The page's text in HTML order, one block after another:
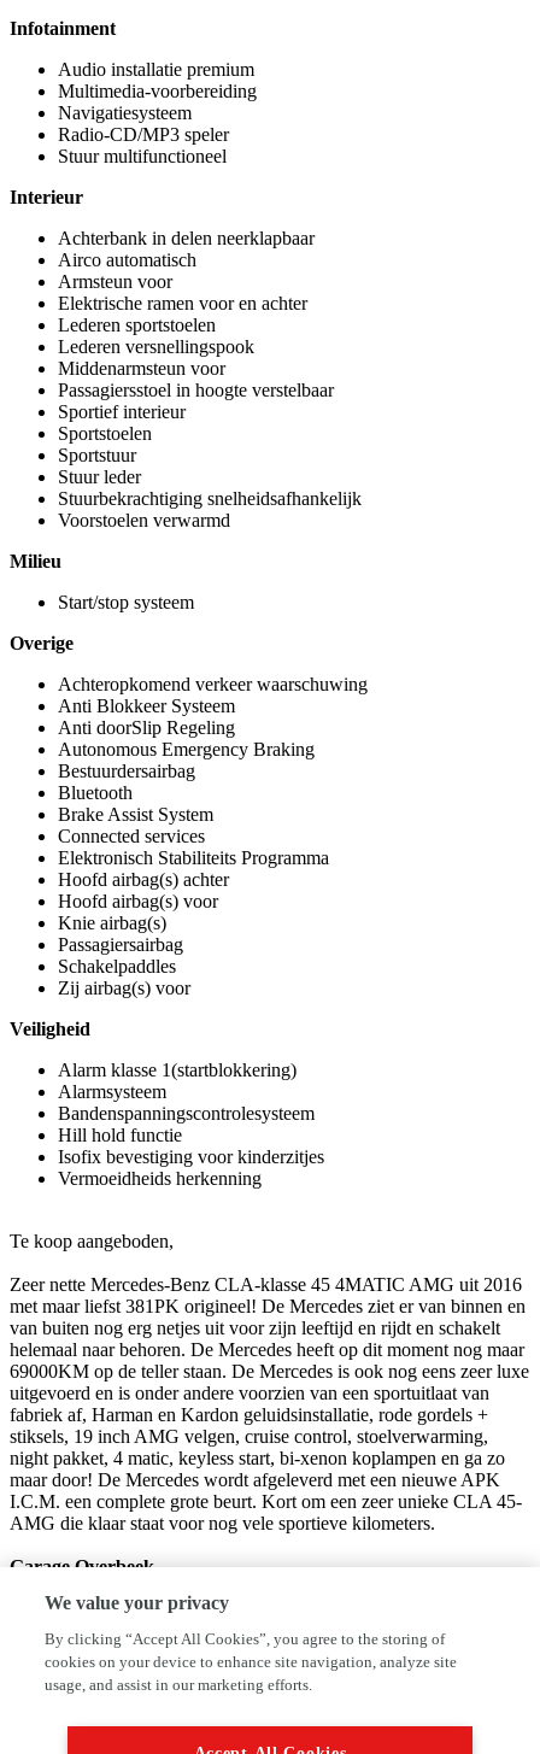
Infotainment
Audio installatie premium
Multimedia-voorbereiding
Navigatiesysteem
Radio-CD/MP3 speler
Stuur multifunctioneel
Interieur
Achterbank in delen neerklapbaar
Airco automatisch
Armsteun voor
Elektrische ramen voor en achter
Lederen sportstoelen
Lederen versnellingspook
Middenarmsteun voor
Passagiersstoel in hoogte verstelbaar
Sportief interieur
Sportstoelen
Sportstuur
Stuur leder
Stuurbekrachtiging snelheidsafhankelijk
Voorstoelen verwarmd
Milieu
Start/stop systeem
Overige
Achteropkomend verkeer waarschuwing
Anti Blokkeer Systeem
Anti doorSlip Regeling
Autonomous Emergency Braking
Bestuurdersairbag
Bluetooth
Brake Assist System
Connected services
Elektronisch Stabiliteits Programma
Hoofd airbag(s) achter
Hoofd airbag(s) voor
Knie airbag(s)
Passagiersairbag
Schakelpaddles
Zij airbag(s) voor
Veiligheid
Alarm klasse 1(startblokkering)
Alarmsysteem
Bandenspanningscontrolesysteem
Hill hold functie
Isofix bevestiging voor kinderzitjes
Vermoeidheids herkenning
Te koop aangeboden,
Zeer nette Mercedes-Benz CLA-klasse 45 4MATIC AMG uit 2016
met maar liefst 381PK origineel! De Mercedes ziet er van binnen en
van buiten nog erg netjes uit voor zijn leeftijd en rijdt en schakelt
helemaal naar behoren. De Mercedes heeft op dit moment nog maar
69000KM op de teller staan. De Mercedes is ook nog eens zeer luxe
uitgevoerd en is onder andere voorzien van een sportuitlaat van
fabriek af, Harman en Kardon geluidsinstallatie, rode gordels +
stiksels, 19 inch AMG velgen, cruise control, stoelverwarming,
night pakket, 4 matic, keyless start, bi-xenon koplampen en ga zo
maar door! De Mercedes wordt afgeleverd met een nieuwe APK
I.C.M. een complete grote beurt. Kort om een zeer unieke CLA 45-
AMG die klaar staat voor nog vele sportieve kilometers.
Garage Overbeek
1972XG IJmuiden
0613865603
info@garage-overbeek.nl
www.garage-overbeek.nl
We value your privacy
By clicking “Accept All Cookies”, you agree to the storing of
cookies on your device to enhance site navigation, analyze site
usage, and assist in our marketing efforts.